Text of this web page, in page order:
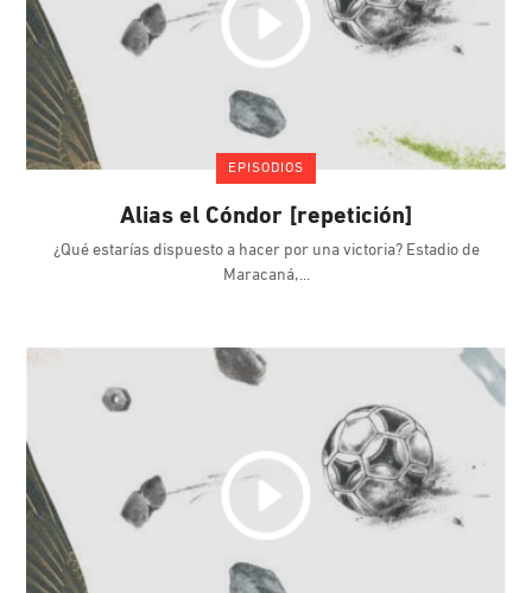
EPISODIOS
Alias el Cóndor [repetición]
¿Qué estarías dispuesto a hacer por una victoria? Estadio de
Maracaná,